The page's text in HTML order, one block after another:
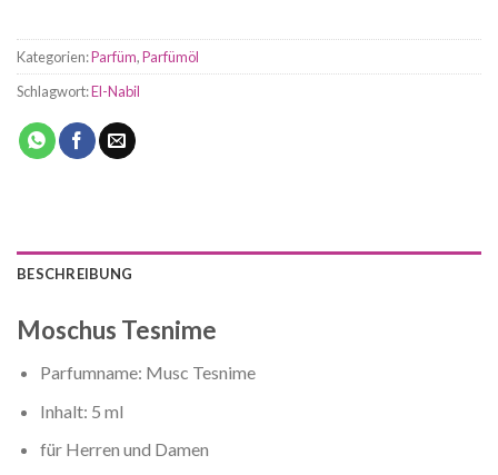
Kategorien:Parfüm,Parfümöl
Schlagwort:El-Nabil
BESCHREIBUNG
Moschus Tesnime
Parfumname: Musc Tesnime
Inhalt: 5 ml
für Herren und Damen